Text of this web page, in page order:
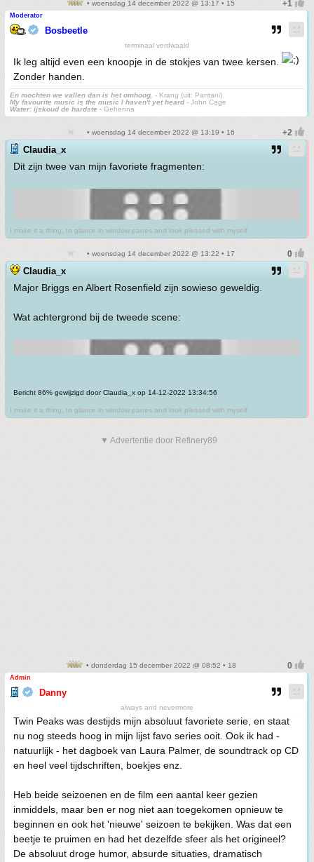
• woensdag 14 december 2022 @ 13:17 • 15
Moderator
Bosbeetle
terminaal verdwaald
Ik leg altijd even een knoopje in de stokjes van twee kersen.
Zonder handen.
En mochten we vallen dan is het omhoog. - Krang (uit: Pantani)
My favourite music is the music I haven't yet heard - John Cage
Water: ijskoud de hardste - Gehenna
• woensdag 14 december 2022 @ 13:19 • 16
Claudia_x
Dit zijn twee van mijn favoriete fragmenten:
I make it a thing, to glance in window panes and look pleased with myself.
• woensdag 14 december 2022 @ 13:22 • 17
Claudia_x
Major Briggs en Albert Rosenfield zijn sowieso geweldig.
Wat achtergrond bij de tweede scene:
Bericht 86% gewijzigd door Claudia_x op 14-12-2022 13:34:56
I make it a thing, to glance in window panes and look pleased with myself.
▼ Advertentie door Refinery89
• donderdag 15 december 2022 @ 08:52 • 18
Admin
Danny
always and nevermore
Twin Peaks was destijds mijn absoluut favoriete serie, en staat
nu nog steeds hoog in mijn lijst favo series ooit. Ook ik had -
natuurlijk - het dagboek van Laura Palmer, de soundtrack op CD
en heel veel tijdschriften, boekjes enz.
Heb beide seizoenen en de film een aantal keer gezien
inmiddels, maar ben er nog niet aan toegekomen opnieuw te
beginnen en ook het 'nieuwe' seizoen te bekijken. Was dat een
beetje te pruimen en had het dezelfde sfeer als het origineel?
De absoluut droge humor, absurde situaties, dramatisch